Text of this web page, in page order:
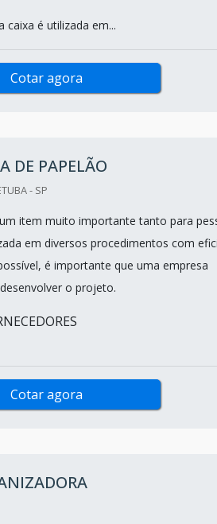
caixa é utilizada em...
Cotar agora
DE PAPELÃO
- SP
item muito importante tanto para
em diversos procedimentos com
é importante que uma empresa
o projeto.
Cotar agora